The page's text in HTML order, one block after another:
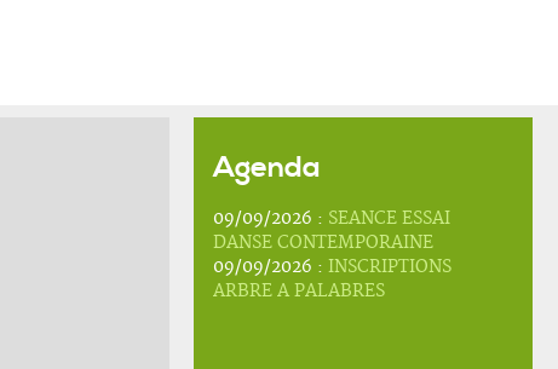
Agenda
09/09/2026 : SEANCE ESSAI
DANSE CONTEMPORAINE
09/09/2026 : INSCRIPTIONS
ARBRE A PALABRES